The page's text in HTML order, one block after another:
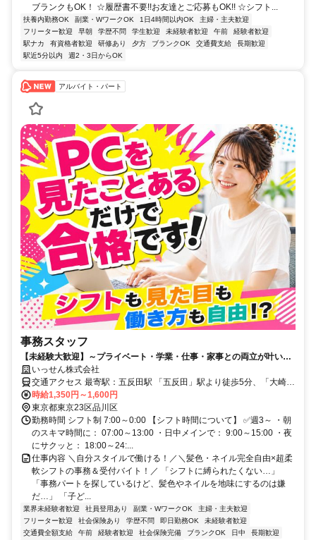
ブランクもOK！ ☆履歴書不要!!お友達とご応募もOK!! ☆シフト...
扶養内勤務OK 副業・WワークOK 1日4時間以内OK
主婦・主夫歓迎
フリーター歓迎
早朝 学歴不問 学生歓迎 未経験者歓迎 午前
経験者歓迎
駅ナカ
有資格者歓迎 研修あり 夕方 ブランクOK 交通費支給
長期歓迎
駅近5分以内
週2・3日からOK
アルバイト・パート
事務スタッフ
【未経験大歓迎】～プライベート・学業・仕事・家事との両立が叶いま
す～いっせん株式会社
交通アクセス 最寄駅：五反田駅 「五反田」駅より徒歩5分、「大崎広
小路」駅より徒歩9分
時給1,350円～1,600円
東京都東京23区品川区
勤務時間 シフト制 7:00～0:00 【シフト時間について】 ✅週3～ ・朝
のスキマ時間に： 07:00～13:00 ・日中メインで： 9:00～15:00 ・夜
にサクッと： 18:00～24:...
仕事内容 ＼自分スタイルで働ける！／＼髪色・ネイル完全自由×超柔
軟シフトの事務＆受付バイト！／ 「シフトに縛られたくない…」
「事務パートを探しているけど、髪色やネイルを地味にするのは嫌
だ…」 「子ど...
業界未経験者歓迎 社員登用あり 副業・WワークOK
主婦・主夫歓迎
フリーター歓迎
社会保険あり 学歴不問 即日勤務OK
未経験者歓迎
交通費全額支給
午前 経験者歓迎 社会保険完備 ブランクOK 日中
長期歓迎